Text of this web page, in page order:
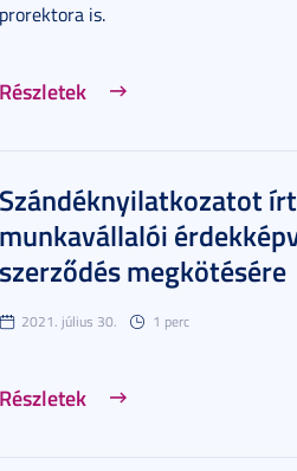
prorektora is.
Részletek
Szándéknyilatkozatot írt
munkavállalói
szerződés megkötésére
2021. július 30. 1 perc
Részletek